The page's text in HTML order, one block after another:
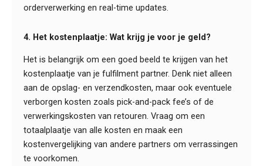
orderverwerking en real-time updates.
4. Het kostenplaatje: Wat krijg je voor je geld?
Het is belangrijk om een goed beeld te krijgen van het
kostenplaatje van je fulfilment partner. Denk niet alleen
aan de opslag- en verzendkosten, maar ook eventuele
verborgen kosten zoals pick-and-pack fee’s of de
verwerkingskosten van retouren. Vraag om een
totaalplaatje van alle kosten en maak een
kostenvergelijking van andere partners om verrassingen
te voorkomen.